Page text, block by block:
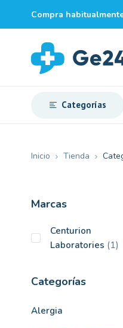
Compra
Categorías
Inicio Tienda
Marcas
Centurion
Laboratories (1)
Categorías
Alergia